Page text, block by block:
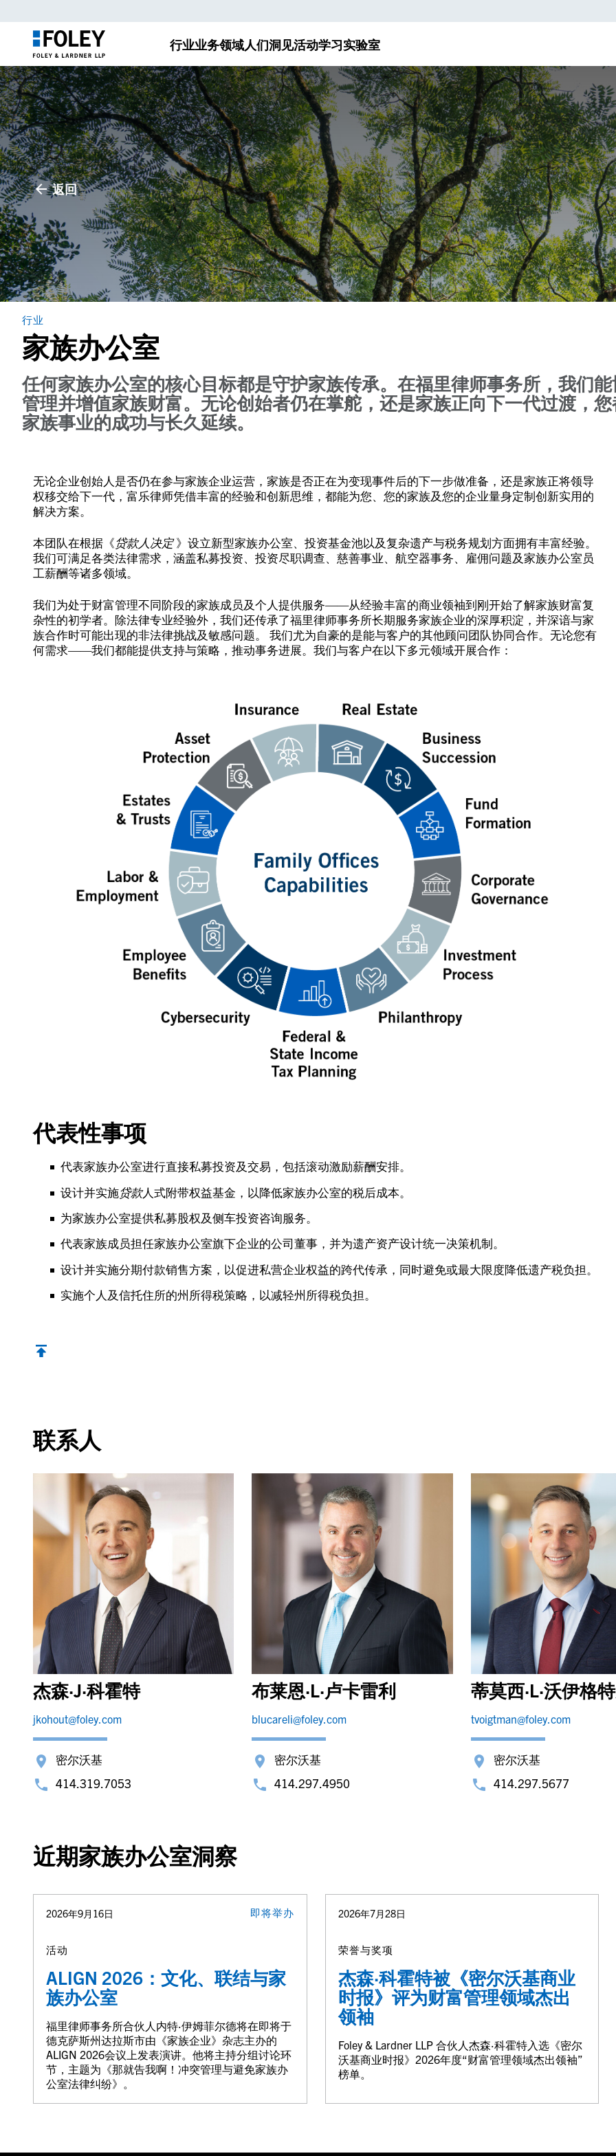
行业业务领域人们洞见活动学习实验室
返回
行业
家族办公室
任何家族办公室的核心目标都是守护家族传承。在福里律师事务所，我们
管理并增值家族财富。无论创始者仍在掌舵，还是家族正向下一代过渡，
家族事业的成功与长久延续。
无论企业创始人是否仍在参与家族企业运营，家族是否正在为变现事件后的下一步做准备，还是家族正将领导
权移交给下一代，富乐律师凭借丰富的经验和创新思维，都能为您、您的家族及您的企业量身定制创新实用的
解决方案。
本团队在根据《贷款人决定》设立新型家族办公室、投资基金池以及复杂遗产与税务规划方面拥有丰富经验。
我们可满足各类法律需求，涵盖私募投资、投资尽职调查、慈善事业、航空器事务、雇佣问题及家族办公室员
工薪酬等诸多领域。
我们为处于财富管理不同阶段的家族成员及个人提供服务——从经验丰富的商业领袖到刚开始了解家族财富复
杂性的初学者。除法律专业经验外，我们还传承了福里律师事务所长期服务家族企业的深厚积淀，并深谙与家
族合作时可能出现的非法律挑战及敏感问题。 我们尤为自豪的是能与客户的其他顾问团队协同合作。无论您有
何需求——我们都能提供支持与策略，推动事务进展。我们与客户在以下多元领域开展合作：
代表性事项
代表家族办公室进行直接私募投资及交易，包括滚动激励薪酬安排。
设计并实施贷款人式附带权益基金，以降低家族办公室的税后成本。
为家族办公室提供私募股权及侧车投资咨询服务。
代表家族成员担任家族办公室旗下企业的公司董事，并为遗产资产设计统一决策机制。
设计并实施分期付款销售方案，以促进私营企业权益的跨代传承，同时避免或最大限度降低遗产税负担。
实施个人及信托住所的州所得税策略，以减轻州所得税负担。
联系人
杰森·J·科霍特
jkohout@foley.com
密尔沃基
414.319.7053
布莱恩·L·卢卡雷利
blucareli@foley.com
密尔沃基
414.297.4950
蒂莫西·L·沃伊格
tvoigtman@foley.com
密尔沃基
414.297.5677
近期家族办公室洞察
2026年9月16日 即将举办
活动
ALIGN 2026：文化、联结与家
族办公室
福里律师事务所合伙人内特·伊姆菲尔德将在即将于
德克萨斯州达拉斯市由《家族企业》杂志主办的
ALIGN 2026会议上发表演讲。他将主持分组讨论环
节，主题为《那就告我啊！冲突管理与避免家族办
公室法律纠纷》。
2026年7月28日
荣誉与奖项
杰森·科霍特被《密尔沃基商业
时报》评为财富管理领域杰出
领袖
Foley & Lardner LLP 合伙人杰森·科霍特入选《密尔
沃基商业时报》2026年度“财富管理领域杰出领袖”
榜单。